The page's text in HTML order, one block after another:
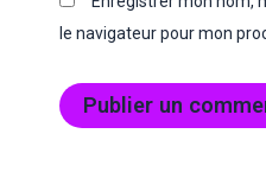
le navigateur pour mon